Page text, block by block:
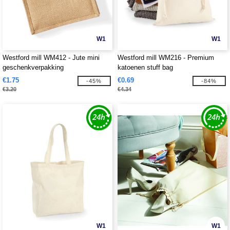
W1
Westford mill WM412 - Jute mini
geschenkverpakking
€1.75
€3.20
-45%
W1
Westford mill WM216 - Premium
katoenen stuff bag
€0.69
€4.34
-84%
W1 W1